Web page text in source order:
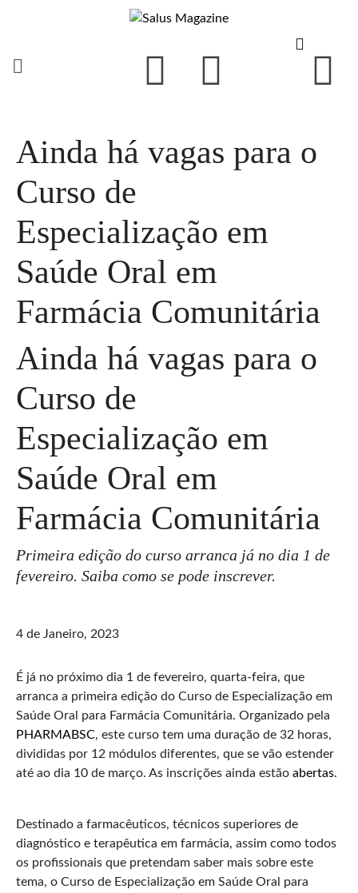
Ainda há vagas para o
Curso de
Especialização em
Saúde Oral em
Farmácia Comunitária
Ainda há vagas para o
Curso de
Especialização em
Saúde Oral em
Farmácia Comunitária
Primeira edição do curso arranca já no dia 1 de
fevereiro. Saiba como se pode inscrever.
4 de Janeiro, 2023
É já no próximo dia 1 de fevereiro, quarta-feira, que
arranca a primeira edição do Curso de Especialização em
Saúde Oral para Farmácia Comunitária. Organizado pela
PHARMABSC, este curso tem uma duração de 32 horas,
divididas por 12 módulos diferentes, que se vão estender
até ao dia 10 de março. As inscrições ainda estão abertas.
Destinado a farmacêuticos, técnicos superiores de
diagnóstico e terapêutica em farmácia, assim como todos
os profissionais que pretendam saber mais sobre este
tema, o Curso de Especialização em Saúde Oral para